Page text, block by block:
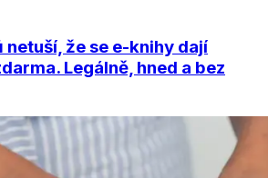
že se e-knihy dají
Legálně, hned a bez